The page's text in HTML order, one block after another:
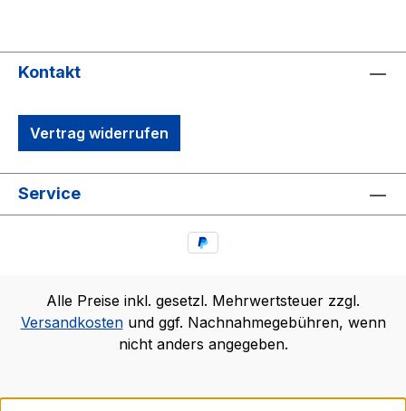
Kontakt
Vertrag widerrufen
Service
Alle Preise inkl. gesetzl. Mehrwertsteuer zzgl.
Versandkostenund ggf. Nachnahmegebühren, wenn
nicht anders angegeben.